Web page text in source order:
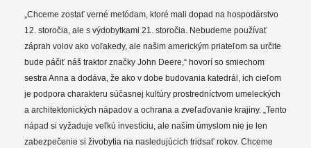
„Chceme zostať verné metódam, ktoré mali dopad na hospodárstvo
12. storočia, ale s výdobytkami 21. storočia. Nebudeme používať
záprah volov ako voľakedy, ale našim americkým priateľom sa určite
bude páčiť náš traktor značky John Deere,“ hovorí so smiechom
sestra Anna a dodáva, že ako v dobe budovania katedrál, ich cieľom
je podpora charakteru súčasnej kultúry prostredníctvom umeleckých
a architektonických nápadov a ochrana a zveľaďovanie krajiny. „Tento
nápad si vyžaduje veľkú investíciu, ale naším úmyslom nie je len
zabezpečenie si živobytia na nasledujúcich tridsať rokov. Chceme